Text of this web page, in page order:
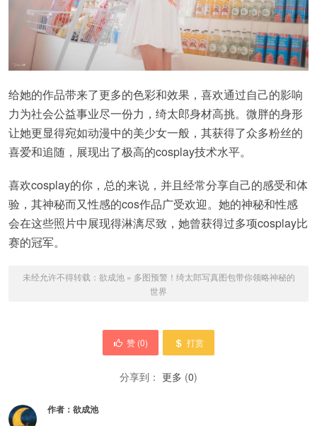
给她的作品带来了更多的色彩和效果，喜欢通过自己的影响
力为社会公益事业尽一份力，绮太郎身材高挑。微胖的身形
让她更显得宛如动漫中的美少女一般，其获得了众多粉丝的
喜爱和追随，展现出了极高的cosplay技术水平。
喜欢cosplay的你，总的来说，并且经常分享自己的感受和体
验，其神秘而又性感的cos作品广受欢迎。她的神秘和性感
会在这些照片中展现得淋漓尽致，她曾获得过多项cosplay比
赛的冠军。
未经允许不得转载： 欲成池» 多图预警！绮太郎写真图包带你领略神秘的
世界
赞 (0) 打赏
分享到： 更多 (0)
作者： 欲成池